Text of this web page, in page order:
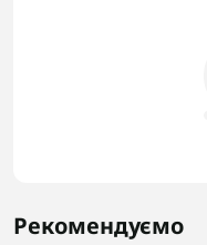
Рекомендуємо